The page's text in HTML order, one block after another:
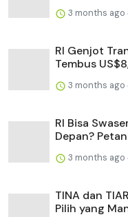
3 months ago
RI Genjot
Tembus
3 months ago
RI Bisa
Depan?
3 months ago
TINA dan
Pilih yang